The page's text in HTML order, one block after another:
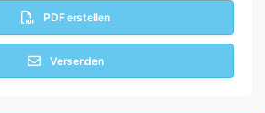
PDF erstellen
Versenden